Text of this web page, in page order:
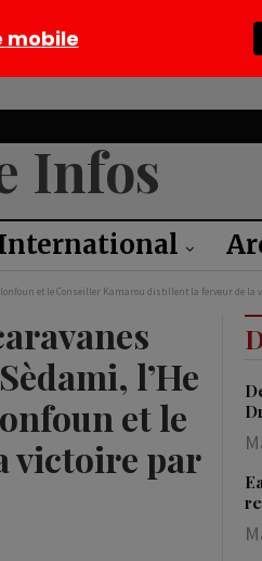
et le Conseiller Kamarou distillent la ferveur de la
l’He
et le
victoire par
mobile